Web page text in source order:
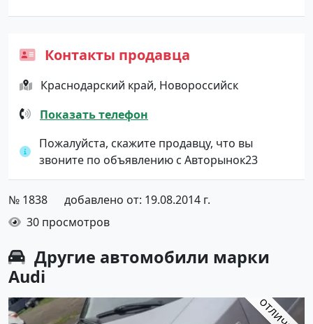
Контакты продавца
Краснодарский край, Новороссийск
Показать телефон
Пожалуйста, скажите продавцу, что вы
звоните по объявлению с Авторынок23
№ 1838
добавлено от: 19.08.2014 г.
30 просмотров
Другие автомобили марки
Audi